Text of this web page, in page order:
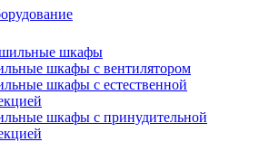
шкафы
шкафы с вентилятором
шкафы с естественной
шкафы с принудительной